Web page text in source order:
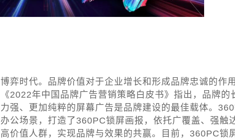
时代。品牌价值对于企业增长和形成品牌忠诚的作用
2022年中国品牌广告营销策略白皮书》指出，品牌的
强、更加纯粹的屏幕广告是品牌建设的最佳载体。360
公场景，打造了360PC锁屏画报，依托广覆盖、强触
价值人群，实现品牌与效果的共赢。目前，360PC锁